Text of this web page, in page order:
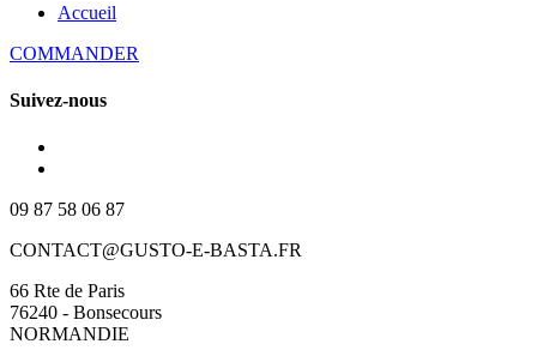
Accueil
COMMANDER
Suivez-nous
09 87 58 06 87
CONTACT@GUSTO-E-BASTA.FR
66 Rte de Paris
76240 - Bonsecours
NORMANDIE